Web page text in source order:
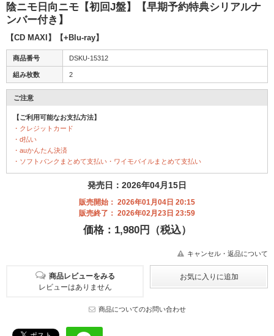
陰ニモ日向ニモ【初回J盤】【早期予約特典シリアルナ
ンバー付き】
【CD MAXI】【+Blu-ray】
商品番号 DSKU-15312
組み枚数 2
ご注意
【ご利用可能なお支払方法】
・クレジットカード
・d払い
・auかんたん決済
・ソフトバンクまとめて支払い・ワイモバイルまとめて支払い
発売日：2026年04月15日
販売開始： 2026年01月04日 20:15
販売終了： 2026年02月23日 23:59
価格：1,980円（税込）
キャンセル・返品について
商品レビューをみる
レビューはありません
商品についてのお問い合わせ